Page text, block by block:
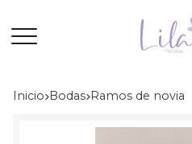
Inicio bodas ramos de novia